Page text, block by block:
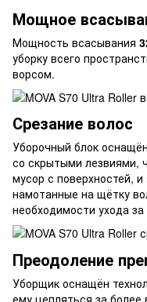
Мощное
Мощность всасывания
уборку всего
ворсом.
Срезание волос
Уборочный блок
со скрытыми лезвиями,
мусор с поверхностей,
намотанные на щётку
необходимости ухода
Преодоление
Уборщик оснащён
ему цепляться за